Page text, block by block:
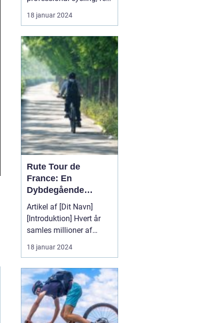
races captivate the
attention and admiration
much as the Tour de
France. With its rich
history, grueling
challenges and fierce
competition, the Tour de
Fr...
18 januar 2024
Rute Tour de
France: En
Dybdegående
Gennemgang af
Cykelsportens
Største Event
Artikel af [Dit Navn]
[Introduktion] Hvert år
samles millioner af
mennesker fra hele ver...
18 januar 2024